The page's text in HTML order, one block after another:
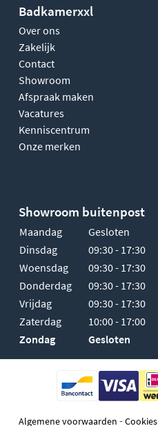
Badkamerxxl
Over ons
Zakelijk
Contact
Showroom
Afspraak maken
Vacatures
Kenniscentrum
Onze merken
Showroom buitenpost
Maandag
Gesloten
Dinsdag
09:30 - 17:30
Woensdag
09:30 - 17:30
Donderdag
09:30 - 17:30
Vrijdag
09:30 - 17:30
Zaterdag
10:00 - 17:00
Zondag
Gesloten
Algemene voorwaarden -Cookies